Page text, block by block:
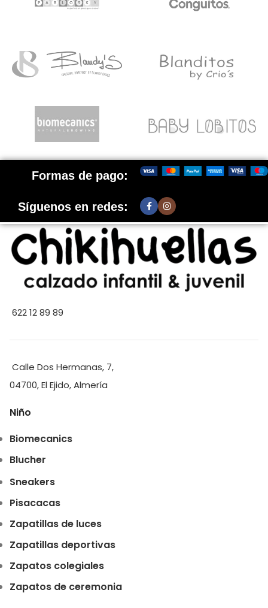
Formas de pago:
Síguenos en redes:
622 12 89 89
Calle Dos Hermanas, 7,
04700, El Ejido, Almería
Niño
Biomecanics
Blucher
Sneakers
Pisacacas
Zapatillas de luces
Zapatillas deportivas
Zapatos colegiales
Zapatos de ceremonia